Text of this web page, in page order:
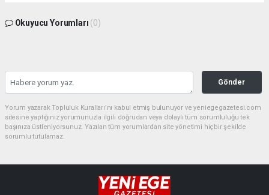
Okuyucu Yorumları (0)
Gönder
Yorum yazarak Topluluk Kuralları’nı kabul etmiş bulunuyor ve yeniegegazetesi.com
sitesine yaptığınız yorumunuzla ilgili doğrudan veya dolaylı tüm sorumluluğu tek
başınıza üstleniyorsunuz. Yazılan tüm yorumlardan site yönetimi hiçbir şekilde
sorumlu tutulamaz.